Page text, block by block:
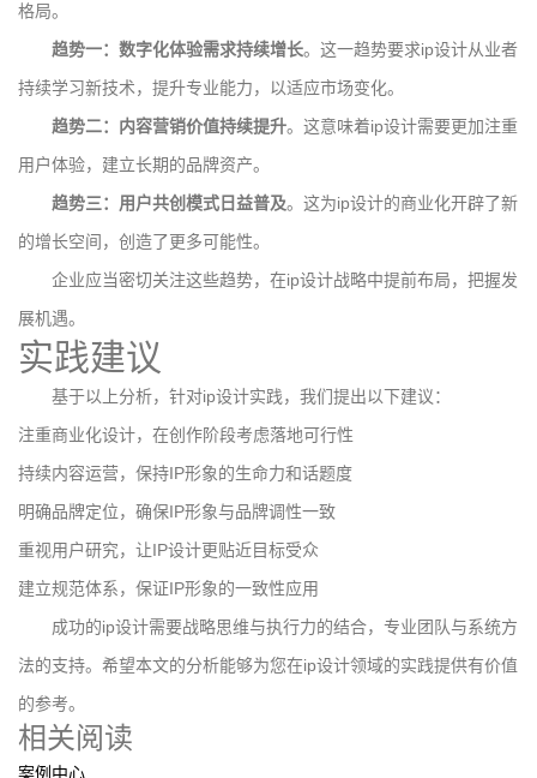
格局。
趋势一：数字化体验需求持续增长。这一趋势要求ip设计从业者
持续学习新技术，提升专业能力，以适应市场变化。
趋势二：内容营销价值持续提升。这意味着ip设计需要更加注重
用户体验，建立长期的品牌资产。
趋势三：用户共创模式日益普及。这为ip设计的商业化开辟了新
的增长空间，创造了更多可能性。
企业应当密切关注这些趋势，在ip设计战略中提前布局，把握发
展机遇。
实践建议
基于以上分析，针对ip设计实践，我们提出以下建议：
注重商业化设计，在创作阶段考虑落地可行性
持续内容运营，保持IP形象的生命力和话题度
明确品牌定位，确保IP形象与品牌调性一致
重视用户研究，让IP设计更贴近目标受众
建立规范体系，保证IP形象的一致性应用
成功的ip设计需要战略思维与执行力的结合，专业团队与系统方
法的支持。希望本文的分析能够为您在ip设计领域的实践提供有价值
的参考。
相关阅读
案例中心